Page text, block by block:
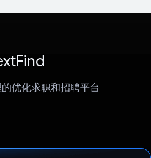
优化求职和招聘平台